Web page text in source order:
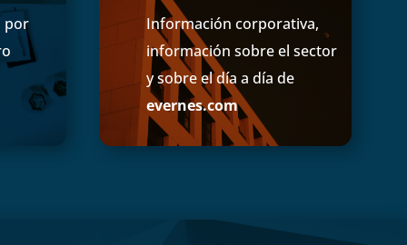
por
Información corporativa,
información sobre el sector
y sobre el día a día de
evernes.com